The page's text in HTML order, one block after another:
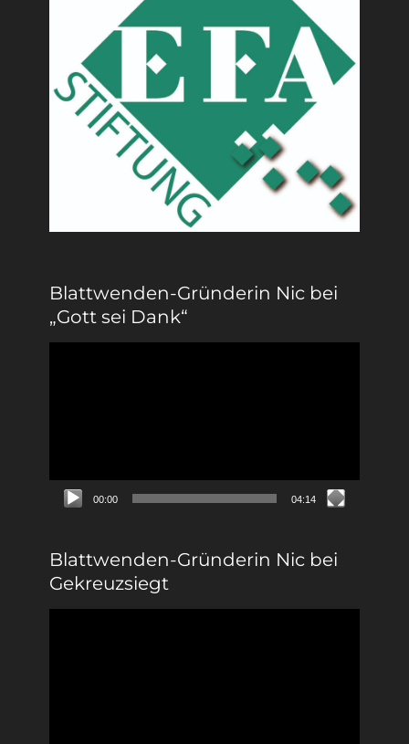
Blattwenden-Gründerin Nic bei
„Gott sei Dank“
00:00 04:14
Blattwenden-Gründerin Nic bei
Gekreuzsiegt